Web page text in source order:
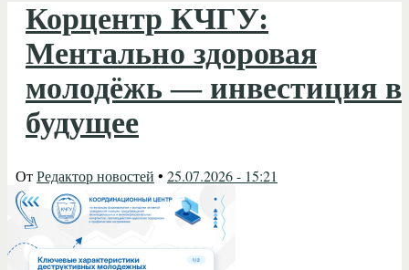
Корцентр КЧГУ:
Ментально здоровая
молодёжь — инвестиция в
будущее
ОтРедактор новостей • 25.07.2026 - 15:21